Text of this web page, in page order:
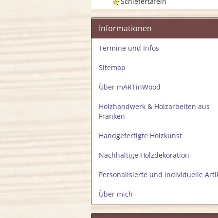
Informationen
Termine und Infos
Sitemap
Über mARTinWood
Holzhandwerk & Holzarbeiten aus
Franken
Handgefertigte Holzkunst
Nachhaltige Holzdekoration
Personalisierte und individuelle
Über mich